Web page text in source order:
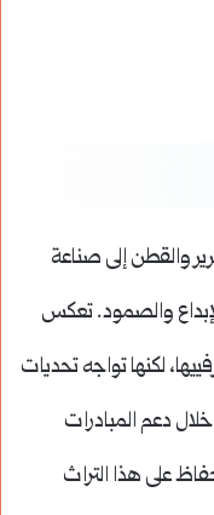
والقطن إلى صناعة
والصمود. تعكس
لكنها تواجه تحديات
دعم المبادرات
على هذا التراث